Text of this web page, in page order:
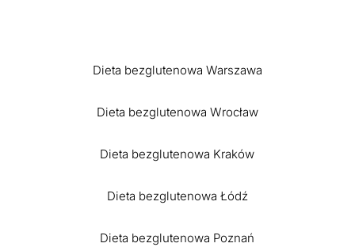
Dieta bezglutenowa Warszawa
Dieta bezglutenowa Wrocław
Dieta bezglutenowa Kraków
Dieta bezglutenowa Łódź
Dieta bezglutenowa Poznań